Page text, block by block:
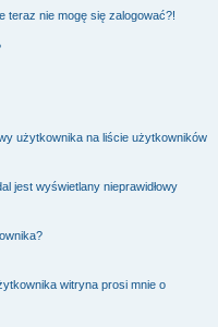
teraz nie mogę się zalogować?!
użytkownika na liście użytkowników
jest wyświetlany nieprawidłowy
witryna prosi mnie o